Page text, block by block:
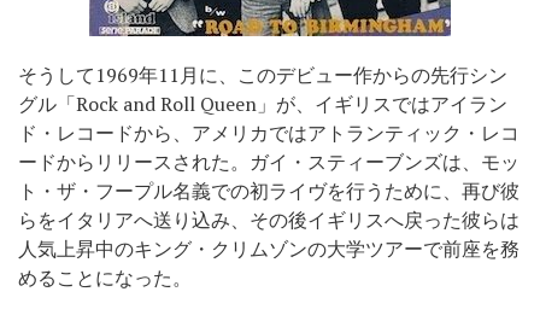
そうして1969年11月に、このデビュー作からの先行シン
グル「Rock and Roll Queen」が、イギリスではアイラン
ド・レコードから、アメリカではアトランティック・レコ
ードからリリースされた。ガイ・スティーブンズは、モッ
ト・ザ・フープル名義での初ライヴを行うために、再び彼
らをイタリアへ送り込み、その後イギリスへ戻った彼らは
人気上昇中のキング・クリムゾンの大学ツアーで前座を務
めることになった。